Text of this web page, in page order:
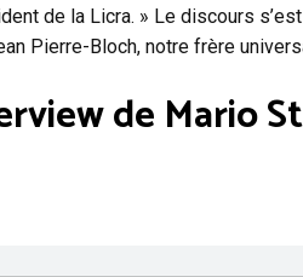
de la Licra. » Le discours
Pierre-Bloch, notre frère
de Mario